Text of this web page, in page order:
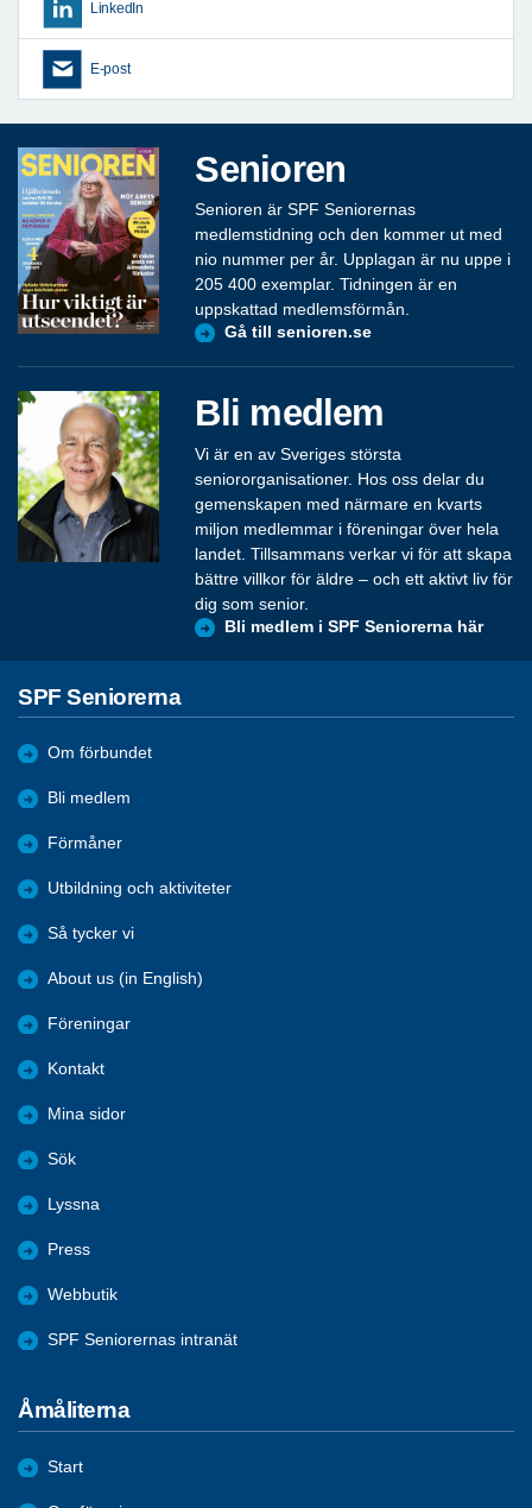
LinkedIn
E-post
Senioren
Senioren är SPF Seniorernas
medlemstidning och den kommer ut med
nio nummer per år. Upplagan är nu uppe i
205 400 exemplar. Tidningen är en
uppskattad medlemsförmån.
Gå till senioren.se
Bli medlem
Vi är en av Sveriges största
seniororganisationer. Hos oss delar du
gemenskapen med närmare en kvarts
miljon medlemmar i föreningar över hela
landet. Tillsammans verkar vi för att skapa
bättre villkor för äldre – och ett aktivt liv för
dig som senior.
Bli medlem i SPF Seniorerna här
SPF Seniorerna
Om förbundet
Bli medlem
Förmåner
Utbildning och aktiviteter
Så tycker vi
About us (in English)
Föreningar
Kontakt
Mina sidor
Sök
Lyssna
Press
Webbutik
SPF Seniorernas intranät
Åmåliterna
Start